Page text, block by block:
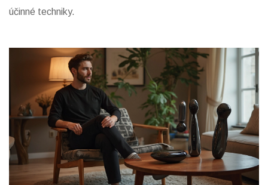
účinné techniky.